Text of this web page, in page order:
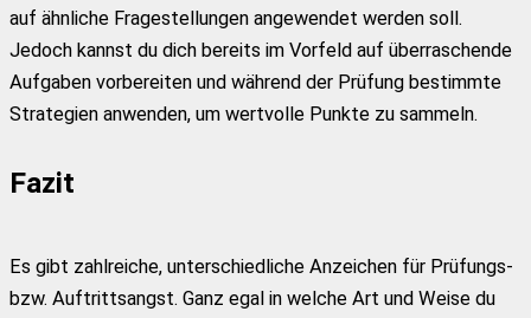
auf ähnliche Fragestellungen angewendet werden soll.
Jedoch kannst du dich bereits im Vorfeld auf überraschende
Aufgaben vorbereiten und während der Prüfung bestimmte
Strategien anwenden, um wertvolle Punkte zu sammeln.
Fazit
Es gibt zahlreiche, unterschiedliche Anzeichen für Prüfungs-
bzw. Auftrittsangst. Ganz egal in welche Art und Weise du